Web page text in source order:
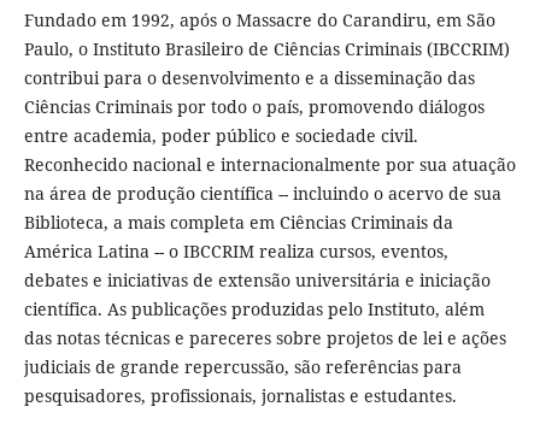
Fundado em 1992, após o Massacre do Carandiru, em São
Paulo, o Instituto Brasileiro de Ciências Criminais (IBCCRIM)
contribui para o desenvolvimento e a disseminação das
Ciências Criminais por todo o país, promovendo diálogos
entre academia, poder público e sociedade civil.
Reconhecido nacional e internacionalmente por sua atuação
na área de produção científica -- incluindo o acervo de sua
Biblioteca, a mais completa em Ciências Criminais da
América Latina -- o IBCCRIM realiza cursos, eventos,
debates e iniciativas de extensão universitária e iniciação
científica. As publicações produzidas pelo Instituto, além
das notas técnicas e pareceres sobre projetos de lei e ações
judiciais de grande repercussão, são referências para
pesquisadores, profissionais, jornalistas e estudantes.